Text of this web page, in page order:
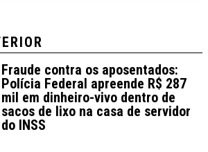
Fraude contra os aposentados:
Polícia Federal apreende R$ 287
mil em dinheiro-vivo dentro de
sacos de lixo na casa de servidor
do INSS